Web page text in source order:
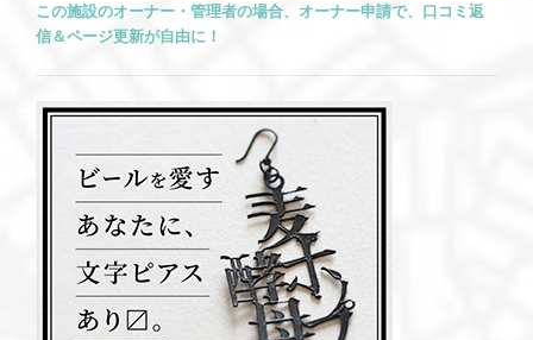
この施設のオーナー・管理者の場合、オーナー申請で、口コミ返
信＆ページ更新が自由に！